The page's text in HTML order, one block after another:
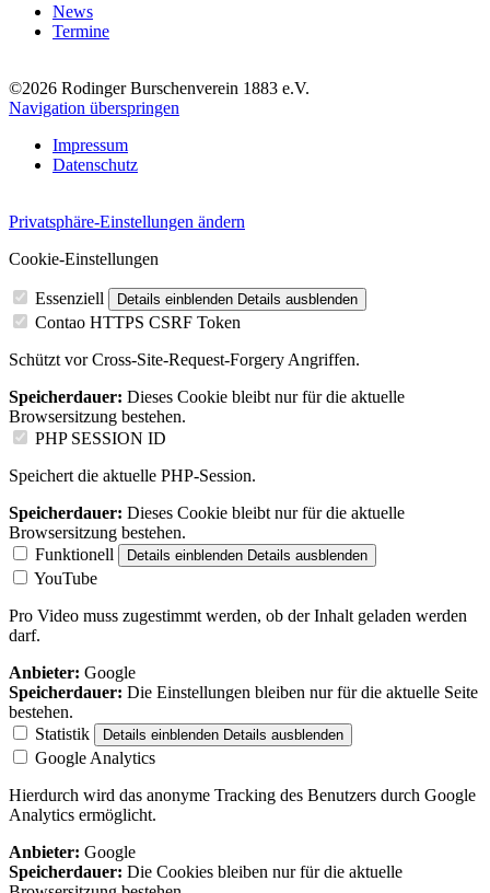
News
Termine
©2026 Rodinger Burschenverein 1883 e.V.
Navigation überspringen
Impressum
Datenschutz
Privatsphäre-Einstellungen ändern
Cookie-Einstellungen
Essenziell Details einblenden Details ausblenden
Contao HTTPS CSRF Token
Schützt vor Cross-Site-Request-Forgery Angriffen.
Speicherdauer: Dieses Cookie bleibt nur für die aktuelle
Browsersitzung bestehen.
PHP SESSION ID
Speichert die aktuelle PHP-Session.
Speicherdauer: Dieses Cookie bleibt nur für die aktuelle
Browsersitzung bestehen.
Funktionell
Details einblenden Details ausblenden
YouTube
Pro Video muss zugestimmt werden, ob der Inhalt geladen werden
darf.
Anbieter: Google
Speicherdauer: Die Einstellungen bleiben nur für die aktuelle Seite
bestehen.
Statistik
Details einblenden Details ausblenden
Google Analytics
Hierdurch wird das anonyme Tracking des Benutzers durch Google
Analytics ermöglicht.
Anbieter: Google
Speicherdauer: Die Cookies bleiben nur für die aktuelle